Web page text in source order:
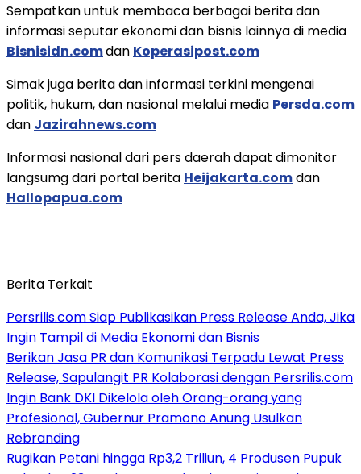
Sempatkan untuk membaca berbagai berita dan
informasi seputar ekonomi dan bisnis lainnya di media
Bisnisidn.comdan Koperasipost.com
Simak juga berita dan informasi terkini mengenai
politik, hukum, dan nasional melalui media Persda.com
dan Jazirahnews.com
Informasi nasional dari pers daerah dapat dimonitor
langsumg dari portal berita Heijakarta.comdan
Hallopapua.com
Berita Terkait
Persrilis.com Siap Publikasikan Press Release Anda, Jika
Ingin Tampil di Media Ekonomi dan Bisnis
Berikan Jasa PR dan Komunikasi Terpadu Lewat Press
Release, Sapulangit PR Kolaborasi dengan Persrilis.com
Ingin Bank DKI Dikelola oleh Orang-orang yang
Profesional, Gubernur Pramono Anung Usulkan
Rebranding
Rugikan Petani hingga Rp3,2 Triliun, 4 Produsen Pupuk